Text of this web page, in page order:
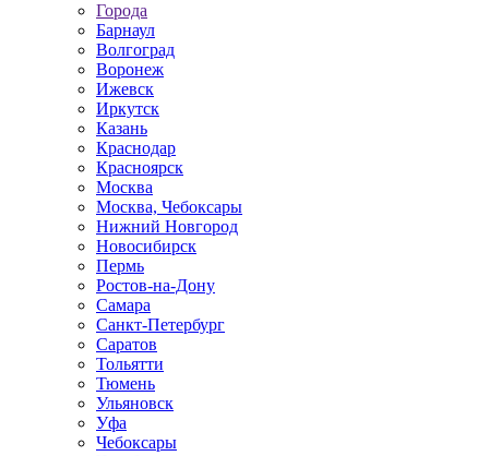
Города
Барнаул
Волгоград
Воронеж
Ижевск
Иркутск
Казань
Краснодар
Красноярск
Москва
Москва, Чебоксары
Нижний Новгород
Новосибирск
Пермь
Ростов-на-Дону
Самара
Санкт-Петербург
Саратов
Тольятти
Тюмень
Ульяновск
Уфа
Чебоксары